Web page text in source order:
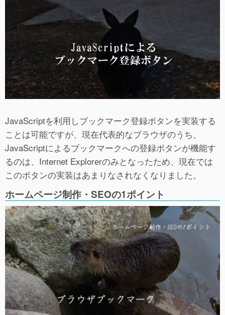
JavaScriptを利用しブックマーク登録ボタンを実装する
ことは可能ですが、現在代表的なブラウザのうち、
JavaScriptによるブックマークへの登録ボタンが機能す
るのは、Internet Explorerのみとなったため、現在では
このボタンの実装はあまりなされなくなりました。
ホームページ制作・SEOの1ポイント